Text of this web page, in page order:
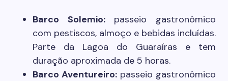
Barco Solemio:passeio gastronômico
com pestiscos, almoço e bebidas incluídas.
Parte da Lagoa do Guaraíras e tem
duração aproximada de 5 horas.
Barco Aventureiro: passeio gastronômico